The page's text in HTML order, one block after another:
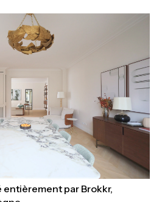
par Brokkr,